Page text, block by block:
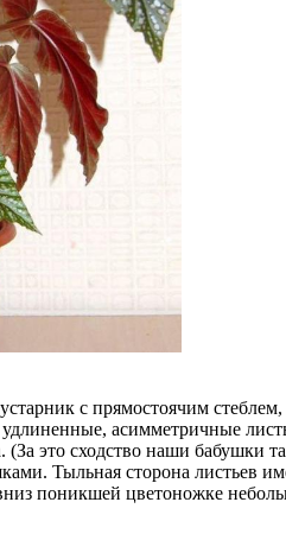
с прямостоячим
асимметричные
(За это сходство наши
Тыльная сторона листьев
поникшей цветоножке